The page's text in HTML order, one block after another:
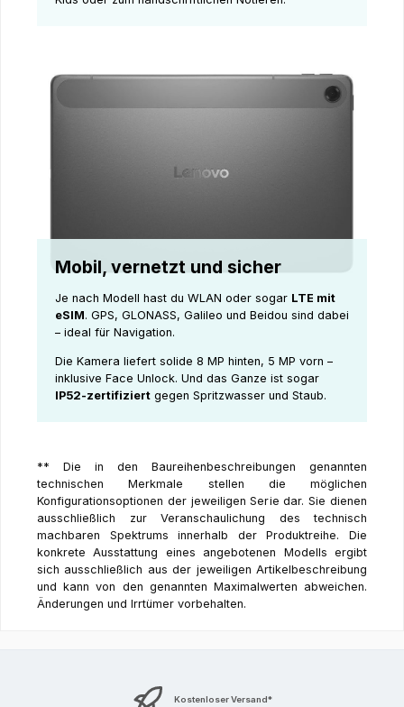
Mobil, vernetzt und sicher
Je nach Modell hast du WLAN oder sogar LTE mit
eSIM. GPS, GLONASS, Galileo und Beidou sind dabei
– ideal für Navigation.
Die Kamera liefert solide 8 MP hinten, 5 MP vorn –
inklusive Face Unlock. Und das Ganze ist sogar
IP52-zertifiziert gegen Spritzwasser und Staub.
** Die in den Baureihenbeschreibungen genannten
technischen Merkmale stellen die möglichen
Konfigurationsoptionen der jeweiligen Serie dar. Sie dienen
ausschließlich zur Veranschaulichung des technisch
machbaren Spektrums innerhalb der Produktreihe. Die
konkrete Ausstattung eines angebotenen Modells ergibt
sich ausschließlich aus der jeweiligen Artikelbeschreibung
und kann von den genannten Maximalwerten abweichen.
Änderungen und Irrtümer vorbehalten.
Kostenloser Versand*